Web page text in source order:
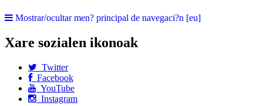
Mostrar/ocultar men? principal de navegaci?n [eu]
Xare sozialen ikonoak
Twitter
Facebook
YouTube
Instagram